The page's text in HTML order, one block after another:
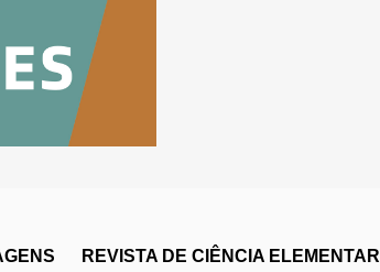
REVISTA DE CIÊNCIA ELEMENTAR